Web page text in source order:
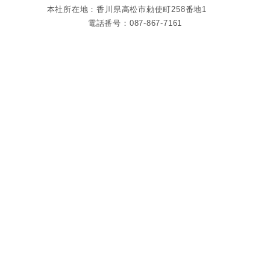
本社所在地：香川県高松市勅使町258番地1
電話番号：087-867-7161